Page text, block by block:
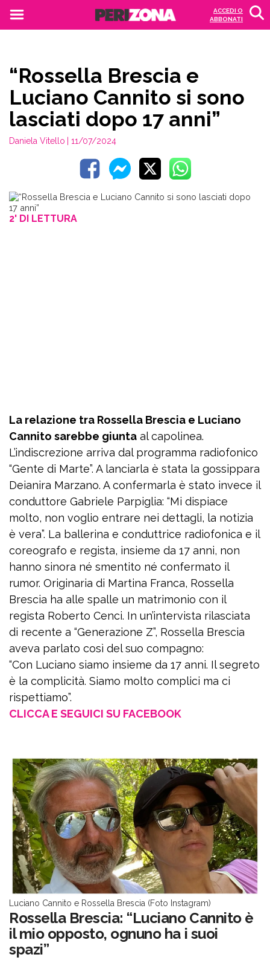
ACCEDI O
ABBONATI
“Rossella Brescia e
Luciano Cannito si sono
lasciati dopo 17 anni”
Daniela Vitello | 11/07/2024
2' DI LETTURA
La relazione tra Rossella Brescia e Luciano
Cannito sarebbe giunta al capolinea.
L’indiscrezione arriva dal programma radiofonico
“Gente di Marte”. A lanciarla è stata la gossippara
Deianira Marzano. A confermarla è stato invece il
conduttore Gabriele Parpiglia: “Mi dispiace
molto, non voglio entrare nei dettagli, la notizia
è vera”. La ballerina e conduttrice radiofonica e il
coreografo e regista, insieme da 17 anni, non
hanno sinora né smentito né confermato il
rumor. Originaria di Martina Franca, Rossella
Brescia ha alle spalle un matrimonio con il
regista Roberto Cenci. In un’intervista rilasciata
di recente a “Generazione Z”, Rossella Brescia
aveva parlato così del suo compagno:
“Con Luciano siamo insieme da 17 anni. Il segreto
è la complicità. Siamo molto complici ma ci
rispettiamo”.
CLICCA E SEGUICI SU FACEBOOK
Luciano Cannito e Rossella Brescia (Foto Instagram)
Rossella Brescia: “Luciano Cannito è
il mio opposto, ognuno ha i suoi
spazi”